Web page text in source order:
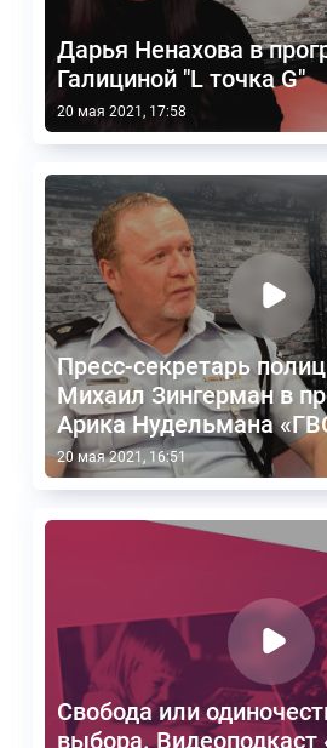
Дарья Ненахова в
Галициной "L точка G"
20 мая 2021, 17:58
Пресс-секретарь
Михаил Зингерман в
Арика Нудельмана
20 мая 2021, 16:51
Свобода или
выбора.